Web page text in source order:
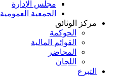
مجلس الإدارة
الجمعية العمومية
مركز الوثائق
الحوكمة
القوائم المالية
المحاضر
اللجان
التبرع